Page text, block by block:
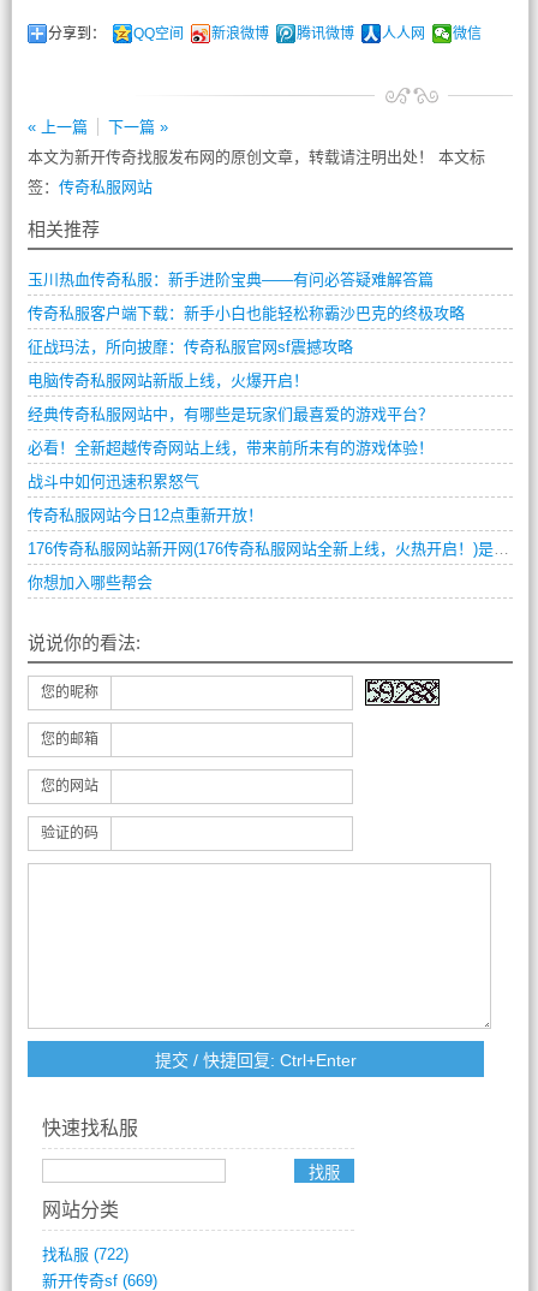
分享到： QQ空间 新浪微博 腾讯微博 人人网 微信
« 上一篇
下一篇 »
本文为新开传奇找服发布网的原创文章，转载请注明出处！ 本文标
签： 传奇私服网站
相关推荐
玉川热血传奇私服：新手进阶宝典——有问必答疑难解答篇
传奇私服客户端下载：新手小白也能轻松称霸沙巴克的终极攻略
征战玛法，所向披靡：传奇私服官网sf震撼攻略
电脑传奇私服网站新版上线，火爆开启！
经典传奇私服网站中，有哪些是玩家们最喜爱的游戏平台？
必看！全新超越传奇网站上线，带来前所未有的游戏体验！
战斗中如何迅速积累怒气
传奇私服网站今日12点重新开放！
176传奇私服网站新开网(176传奇私服网站全新上线，火热开启！)是一款全新的网络游戏，它的特点是让玩家可以在虚拟世界中尽情创造自己的角色、打造属于自己的装备和武器、组建自己的团队，从而实现自己的游戏目标。本文将为大家介绍这款网络游戏。
你想加入哪些帮会
说说你的看法:
您的昵称
您的邮箱
您的网站
验证的码
快速找私服
网站分类
找私服 (722)
新开传奇sf(669)